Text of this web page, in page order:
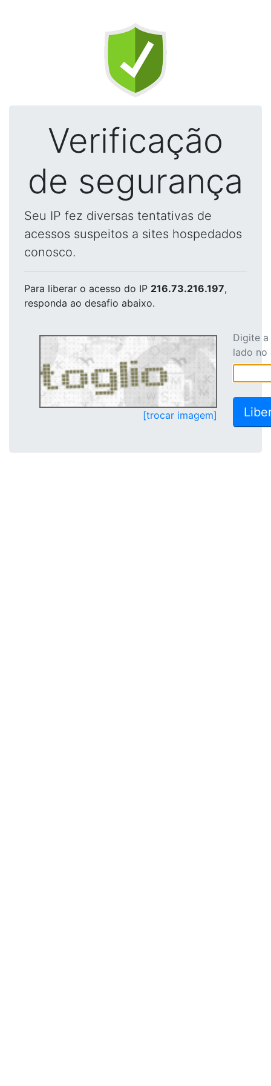
Verificação
de segurança
Seu IP fez diversas tentativas de
acessos suspeitos a sites hospedados
conosco.
Para liberar o acesso do IP 216.73.216.197,
responda ao desafio abaixo.
[trocar imagem]
Digite
lado no